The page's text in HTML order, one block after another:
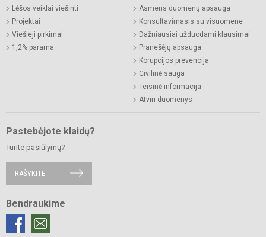
Lėšos veiklai viešinti
Projektai
Viešieji pirkimai
1,2% parama
Asmens duomenų apsauga
Konsultavimasis su visuomene
Dažniausiai užduodami klausimai
Pranešėjų apsauga
Korupcijos prevencija
Civilinė sauga
Teisinė informacija
Atviri duomenys
Pastebėjote klaidų?
Turite pasiūlymų?
RAŠYKITE
Bendraukime